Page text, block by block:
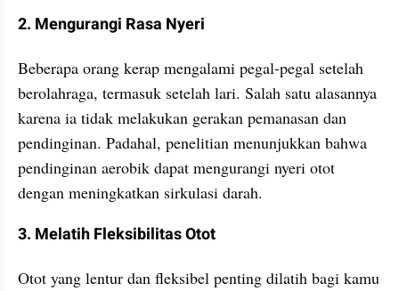
2. Mengurangi Rasa Nyeri
Beberapa orang kerap mengalami pegal-pegal setelah
berolahraga, termasuk setelah lari. Salah satu alasannya
karena ia tidak melakukan gerakan pemanasan dan
pendinginan. Padahal, penelitian menunjukkan bahwa
pendinginan aerobik dapat mengurangi nyeri otot
dengan meningkatkan sirkulasi darah.
3. Melatih Fleksibilitas Otot
Otot yang lentur dan fleksibel penting dilatih bagi kamu